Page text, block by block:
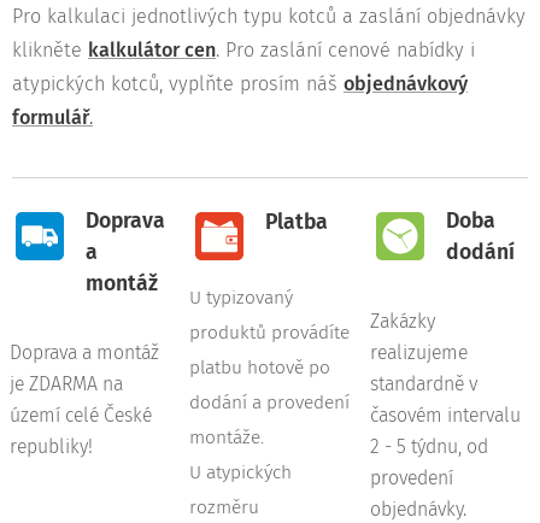
Pro kalkulaci jednotlivých typu kotců a zaslání objednávky
klikněte kalkulátor cen. Pro zaslání cenové nabídky i
atypických kotců, vyplňte prosím náš objednávkový
formulář.
Doprava
a
montáž
Doprava a montáž
je ZDARMA na
území celé České
republiky!
Platba
U typizovaný
produktů provádíte
platbu hotově po
dodání a provedení
montáže.
U atypických
rozměru
Doba
dodání
Zakázky
realizujeme
standardně v
časovém intervalu
2 - 5 týdnu, od
provedení
objednávky.